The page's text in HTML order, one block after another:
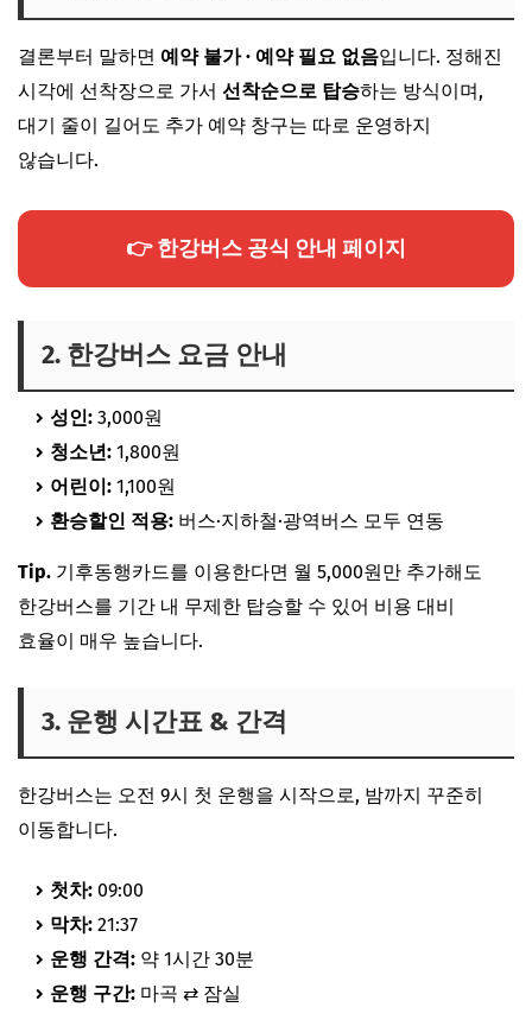
3. 운행 시간표 & 간격
4. 주요 선착장 위치
5. 이용 꿀팁
결론부터 말하면 예약 불가 · 예약 필요 없음입니다. 정해진
시각에 선착장으로 가서 선착순으로 탑승하는 방식이며,
대기 줄이 길어도 추가 예약 창구는 따로 운영하지
않습니다.
👉 한강버스 공식 안내 페이지
2. 한강버스 요금 안내
성인: 3,000원
청소년: 1,800원
어린이: 1,100원
환승할인 적용: 버스·지하철·광역버스 모두 연동
Tip. 기후동행카드를 이용한다면 월 5,000원만 추가해도
한강버스를 기간 내 무제한 탑승할 수 있어 비용 대비
효율이 매우 높습니다.
3. 운행 시간표 & 간격
한강버스는 오전 9시 첫 운행을 시작으로, 밤까지 꾸준히
이동합니다.
첫차: 09:00
막차: 21:37
운행 간격: 약 1시간 30분
운행 구간: 마곡 ⇄ 잠실